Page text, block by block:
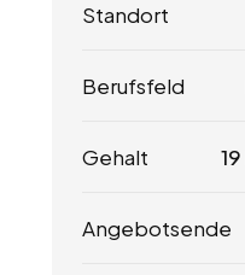
Standort
Berufsfeld
Gehalt 19
Angebotsende